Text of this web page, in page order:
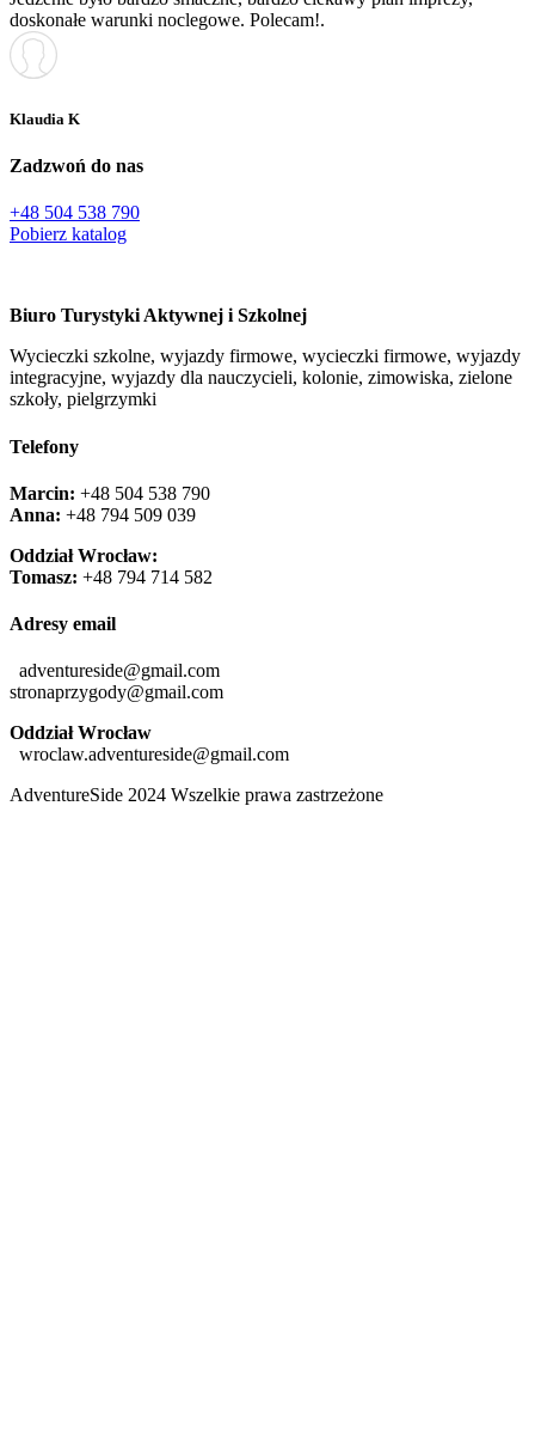
doskonałe warunki noclegowe. Polecam!.
Klaudia K
Zadzwoń do nas
+48 504 538 790
Pobierz katalog
Biuro Turystyki Aktywnej i Szkolnej
Wycieczki szkolne, wyjazdy firmowe, wycieczki firmowe, wyjazdy
integracyjne, wyjazdy dla nauczycieli, kolonie, zimowiska, zielone
szkoły, pielgrzymki
Telefony
Marcin: +48 504 538 790
Anna: +48 ‭794 509 039‬
Oddział Wrocław:
Tomasz: +48 794 714 582
Adresy email
adventureside@gmail.com
stronaprzygody@gmail.com
Oddział Wrocław
wroclaw.adventureside@gmail.com
AdventureSide 2024 Wszelkie prawa zastrzeżone